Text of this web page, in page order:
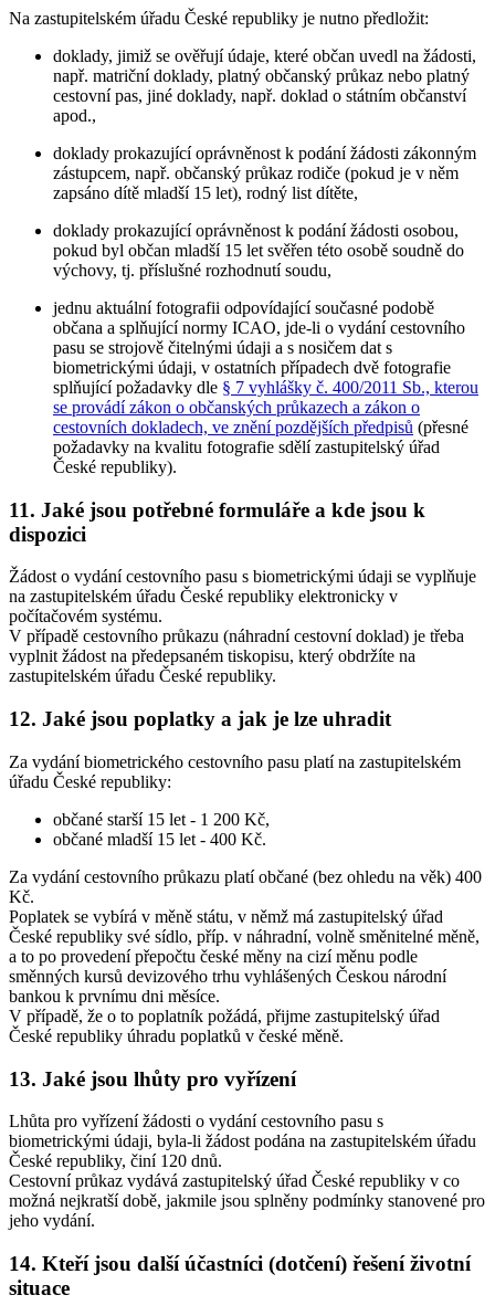
Na zastupitelském úřadu České republiky je nutno předložit:
doklady, jimiž se ověřují údaje, které občan uvedl na žádosti,
např. matriční doklady, platný občanský průkaz nebo platný
cestovní pas, jiné doklady, např. doklad o státním občanství
apod.,
doklady prokazující oprávněnost k podání žádosti zákonným
zástupcem, např. občanský průkaz rodiče (pokud je v něm
zapsáno dítě mladší 15 let), rodný list dítěte,
doklady prokazující oprávněnost k podání žádosti osobou,
pokud byl občan mladší 15 let svěřen této osobě soudně do
výchovy, tj. příslušné rozhodnutí soudu,
jednu aktuální fotografii odpovídající současné podobě
občana a splňující normy ICAO, jde-li o vydání cestovního
pasu se strojově čitelnými údaji a s nosičem dat s
biometrickými údaji, v ostatních případech dvě fotografie
splňující požadavky dle § 7 vyhlášky č. 400/2011 Sb., kterou
se provádí zákon o občanských průkazech a zákon o
cestovních dokladech, ve znění pozdějších předpisů (přesné
požadavky na kvalitu fotografie sdělí zastupitelský úřad
České republiky).
11. Jaké jsou potřebné formuláře a kde jsou k
dispozici
Žádost o vydání cestovního pasu s biometrickými údaji se vyplňuje
na zastupitelském úřadu České republiky elektronicky v
počítačovém systému.
V případě cestovního průkazu (náhradní cestovní doklad) je třeba
vyplnit žádost na předepsaném tiskopisu, který obdržíte na
zastupitelském úřadu České republiky.
12. Jaké jsou poplatky a jak je lze uhradit
Za vydání biometrického cestovního pasu platí na zastupitelském
úřadu České republiky:
občané starší 15 let - 1 200 Kč,
občané mladší 15 let - 400 Kč.
Za vydání cestovního průkazu platí občané (bez ohledu na věk) 400
Kč.
Poplatek se vybírá v měně státu, v němž má zastupitelský úřad
České republiky své sídlo, příp. v náhradní, volně směnitelné měně,
a to po provedení přepočtu české měny na cizí měnu podle
směnných kursů devizového trhu vyhlášených Českou národní
bankou k prvnímu dni měsíce.
V případě, že o to poplatník požádá, přijme zastupitelský úřad
České republiky úhradu poplatků v české měně.
13. Jaké jsou lhůty pro vyřízení
Lhůta pro vyřízení žádosti o vydání cestovního pasu s
biometrickými údaji, byla-li žádost podána na zastupitelském úřadu
České republiky, činí 120 dnů.
Cestovní průkaz vydává zastupitelský úřad České republiky v co
možná nejkratší době, jakmile jsou splněny podmínky stanovené pro
jeho vydání.
14. Kteří jsou další účastníci (dotčení) řešení životní
situace